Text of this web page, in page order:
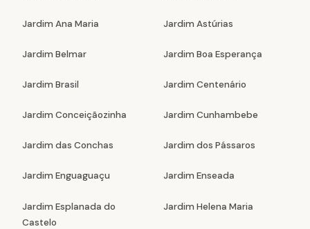
Jardim Ana Maria Jardim Astúrias
Jardim Belmar Jardim Boa Esperança
Jardim Brasil Jardim Centenário
Jardim Conceiçãozinha Jardim Cunhambebe
Jardim das Conchas Jardim dos Pássaros
Jardim Enguaguaçu Jardim Enseada
Jardim Esplanada do
Castelo
Jardim Helena Maria